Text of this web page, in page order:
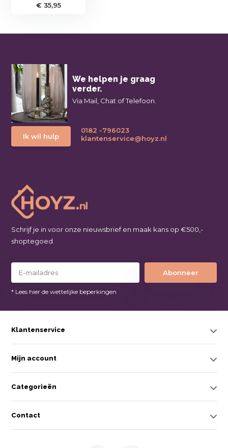
€ 35,95
We helpen je graag
verder.
Via Mail, Chat of Telefoon.
Ik wil hulp
0182 -796023
klantenservice@hoyz.nl
Schrijf je in voor onze nieuwsbrief en maak kans op €500,-
shoptegoed
Abonneer
* Lees hier de wettelijke beperkingen
Klantenservice
Mijn account
Categorieën
Contact